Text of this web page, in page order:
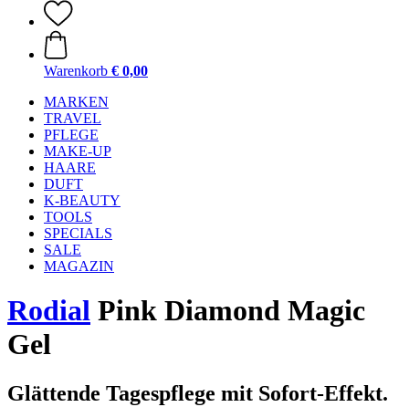
Warenkorb € 0,00
MARKEN
TRAVEL
PFLEGE
MAKE-UP
HAARE
DUFT
K-BEAUTY
TOOLS
SPECIALS
SALE
MAGAZIN
Rodial Pink Diamond Magic
Gel
Glättende Tagespflege mit Sofort-Effekt.